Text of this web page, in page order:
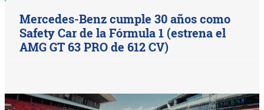
Mercedes-Benz cumple 30 años como
Safety Car de la Fórmula 1 (estrena el
AMG GT 63 PRO de 612 CV)